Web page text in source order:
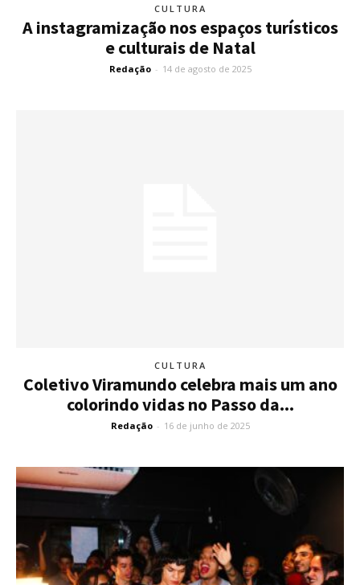
CULTURA
A instagramização nos espaços turísticos
e culturais de Natal
Redação - 14 de agosto de 2025
CULTURA
Coletivo Viramundo celebra mais um ano
colorindo vidas no Passo da...
Redação - 16 de junho de 2025